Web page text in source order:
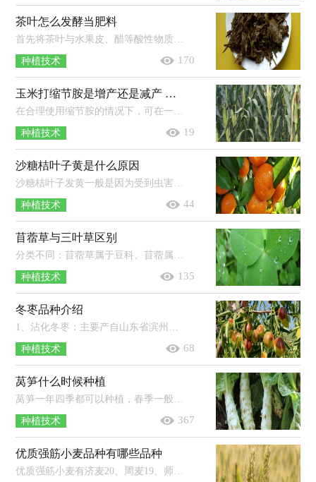
茶叶怎么发酵当肥料
首先将茶叶与水果皮、醋等酸性物质混合，再放入密封的容器中，放在太阳直射的地方进行发酵，保证其温度在40℃左右，温度过高时可加适量凉...
种植技术 170
玉米打缩节胺是增产还是减产 缩节胺打过量了怎么办
在合理使用缩节胺的情况下，可在一定程度上提高玉米产量，若过量使用缩节胺，则容易使玉米的生长受到抑制，导致减产。使用缩节胺应根据玉...
种植技术 19
沙糖桔叶子黄是什么原因
沙糖桔叶子发黄一般是因为受到虫害（如红蜘蛛）、营养失衡（如缺氮、缺铁）等原因导致的。红蜘蛛主要为害柑橘叶片、枝梢和果实，严重时被害...
种植技术 44
苜蓿草与三叶草区别
分类不同：苜蓿草属于豆科、苜蓿属，三叶草属于豆科、车轴草属。品种不同：苜蓿草通常指苜蓿属植物，三叶草通常指具有三出指状复叶的草本...
种植技术 135
冬枣品种介绍
1、沾化冬枣：主要产自山东省滨州市沾化区，果实中等偏大，果皮薄而脆，果肉细嫩多汁。2、大荔冬枣：陕西省渭南市大荔县的特产，果个大，果皮薄...
种植技术 68
莴笋什么时候种植
莴笋一年四季都可以种植，春季一般在2-3月份种植，此时种植成活率较高；夏季一般在6-7月份种植，种植后需要用遮阳网防晒；秋季一般在8-9月...
种植技术 367
优质强筋小麦品种有哪些品种
优质强筋小麦有济麦20、周麦19、师栾02-1、鄂麦23、新麦26、永良4号等品种。1、济麦20：属于中晚熟半冬性小麦，株型紧凑，株高73厘米左...